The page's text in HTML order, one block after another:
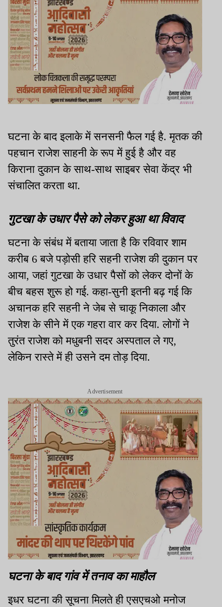
घटना के बाद इलाके में सनसनी फैल गई है. मृतक की
पहचान राजेश साहनी के रूप में हुई है और वह
किराना दुकान के साथ-साथ साइबर सेवा केंद्र भी
संचालित करता था.
गुटखा के उधार पैसे को लेकर हुआ था विवाद
घटना के संबंध में बताया जाता है कि रविवार शाम
करीब 6 बजे पड़ोसी हरि सहनी राजेश की दुकान पर
आया, जहां गुटखा के उधार पैसों को लेकर दोनों के
बीच बहस शुरू हो गई. कहा-सुनी इतनी बढ़ गई कि
अचानक हरि सहनी ने जेब से चाकू निकाला और
राजेश के सीने में एक गहरा वार कर दिया. लोगों ने
तुरंत राजेश को मधुबनी सदर अस्पताल ले गए,
लेकिन रास्ते में ही उसने दम तोड़ दिया.
Advertisement
घटना के बाद गांव में तनाव का माहौल
इधर घटना की सूचना मिलते ही एसएचओ मनोज